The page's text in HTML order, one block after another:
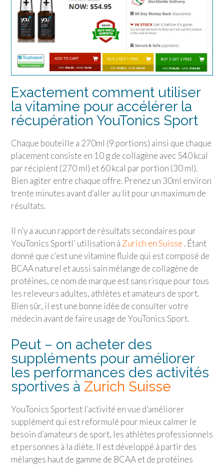
Exactement comment utiliser
la vitamine pour accélérer la
récupération YouTonics Sport
Chaque bouteille a 270ml (9 portions) ainsi que chaque
placement consiste en 10 g de collagène avec 540 kcal
par récipient (270 ml) et 60 kcal par portion (30 ml).
Bien agiter entre chaque offre. Prenez un 30ml environ
trente minutes avant d’aller au lit pour un maximum de
résultats.
Il n’y a aucun rapport de résultats secondaires pour
YouTonics Sportl’ utilisation à Zurich en Suisse . Étant
donné que c’est une vitamine fluide qui est composé de
BCAA naturel et aussi sain mélange de collagène de
protéines, ce nom de marque est sans risque pour tous
les releveurs adultes, athlètes et amateurs de sport.
Bien sûr, il est une bonne idée de consulter votre
médecin avant de faire usage de YouTonics Sport.
Peut – on acheter des
suppléments pour améliorer
les performances des activités
sportives à Zurich Suisse
YouTonics Sportest l’activité en vue d’améliorer
supplément qui est reformulé pour mieux calmer le
besoin d’amateurs de sport, les athlètes professionnels
et personnes à la diète. Il est développé à partir des
mélanges haut de gamme de BCAA et de protéines